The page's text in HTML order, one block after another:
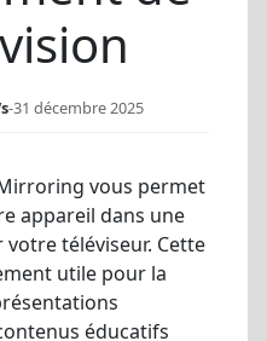
-31 décembre 2025
vous permet
appareil dans une
téléviseur. Cette
utile pour la
éducatifs